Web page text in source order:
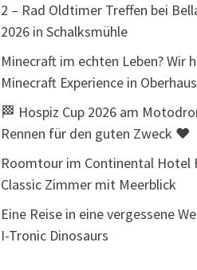
2 – Rad Oldtimer Treffen bei
2026 in Schalksmühle
Minecraft im echten Leben? Wir
Minecraft Experience in
🏁 Hospiz Cup 2026 am
Rennen für den guten Zweck ❤️
Roomtour im Continental Hotel
Classic Zimmer mit Meerblick
Eine Reise in eine vergessene
I-Tronic Dinosaurs